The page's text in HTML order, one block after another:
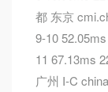
都 东京
9-10
11 67.13ms
广州 I-C